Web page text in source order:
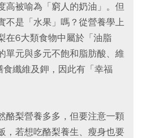
高被喻為「窮人的奶油」。但
不是「水果」嗎？從營養學上
在6大類食物中屬於「油脂
單元與多元不飽和脂肪酸、維
食纖維及鉀，因此有「幸福
酪梨營養多多，但要注意一顆
，若想吃酪梨養生、瘦身也要